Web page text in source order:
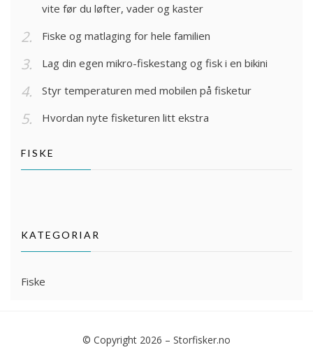
vite før du løfter, vader og kaster
Fiske og matlaging for hele familien
Lag din egen mikro-fiskestang og fisk i en bikini
Styr temperaturen med mobilen på fisketur
Hvordan nyte fisketuren litt ekstra
FISKE
KATEGORIAR
Fiske
© Copyright 2026 – Storfisker.no